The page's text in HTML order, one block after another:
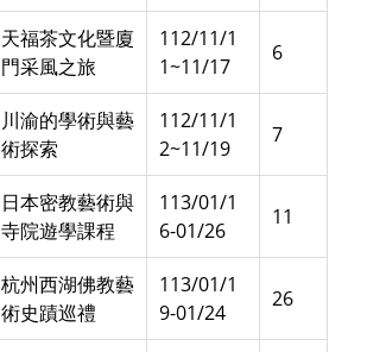
天福茶文化暨廈
門采風之旅
112/11/1
1~11/17
6
川渝的學術與藝
術探索
112/11/1
2~11/19
7
日本密教藝術與
寺院遊學課程
113/01/1
6-01/26
11
杭州西湖佛教藝
術史蹟巡禮
113/01/1
9-01/24
26